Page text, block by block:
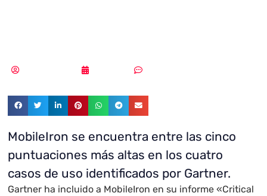
MobileIron se encuentra entre las cinco
puntuaciones más altas en los cuatro
casos de uso identificados por Gartner.
Gartner ha incluido a MobileIron en su informe «Critical